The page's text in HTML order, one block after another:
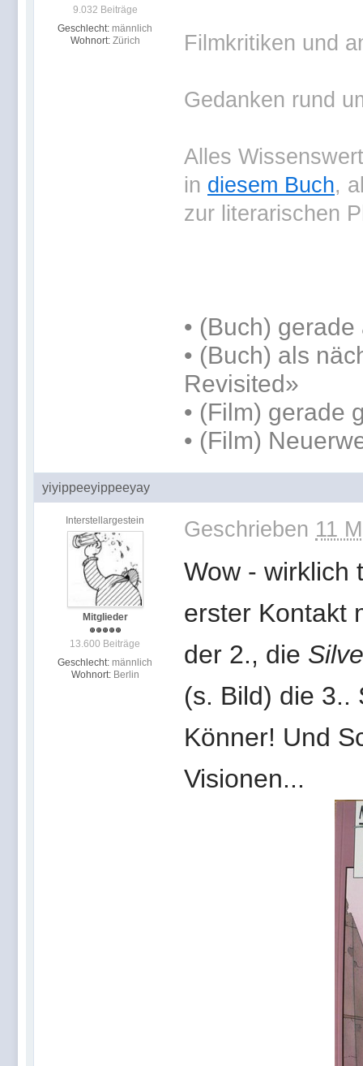
9.032 Beiträge
Geschlecht: männlich
Wohnort: Zürich Filmkritiken und
Gedanken rund
Alles
in diesem Buch,
zur literarischen
• (Buch) gerade
• (Buch) als
Revisited»
• (Film) gerade
• (Film)
yiyippeeyippeeyay
Interstellargestein
Mitglieder
13.600 Beiträge
Geschlecht: männlich
Wohnort: Berlin
Geschrieben 11
Wow -
erster Kontakt
der 2., die
(s. Bild) die 3..
Könner! Und
Visionen...